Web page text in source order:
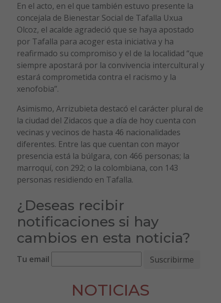
En el acto, en el que también estuvo presente la
concejala de Bienestar Social de Tafalla Uxua
Olcoz, el acalde agradeció que se haya apostado
por Tafalla para acoger esta iniciativa y ha
reafirmado su compromiso y el de la localidad “que
siempre apostará por la convivencia intercultural y
estará comprometida contra el racismo y la
xenofobia”.
Asimismo, Arrizubieta destacó el carácter plural de
la ciudad del Zidacos que a día de hoy cuenta con
vecinas y vecinos de hasta 46 nacionalidades
diferentes. Entre las que cuentan con mayor
presencia está la búlgara, con 466 personas; la
marroquí, con 292; o la colombiana, con 143
personas residiendo en Tafalla.
¿Deseas recibir
notificaciones si hay
cambios en esta noticia?
Tu email
NOTICIAS